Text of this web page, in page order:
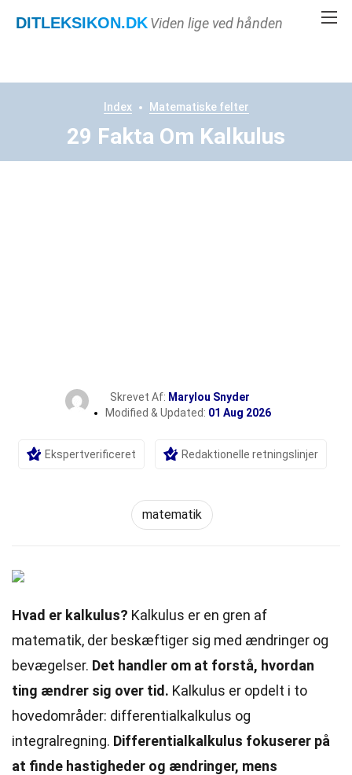
DITLEKSIKON.DKViden lige ved hånden
Index Matematiske felter
29 Fakta Om Kalkulus
Skrevet Af: Marylou Snyder
Modified & Updated: 01 Aug 2026
Ekspertverificeret Redaktionelle retningslinjer
matematik
Hvad er kalkulus? Kalkulus er en gren af
matematik, der beskæftiger sig med ændringer og
bevægelser. Det handler om at forstå, hvordan
ting ændrer sig over tid. Kalkulus er opdelt i to
hovedområder: differentialkalkulus og
integralregning. Differentialkalkulus fokuserer på
at finde hastigheder og ændringer, mens